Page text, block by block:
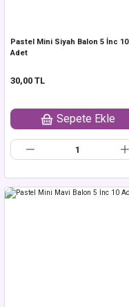
Pastel Mini Siyah Balon 5 İnc 10
Adet
30,00 TL
Sepete Ekle